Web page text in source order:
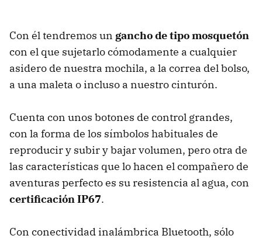
Con él tendremos un gancho de tipo mosquetón
con el que sujetarlo cómodamente a cualquier
asidero de nuestra mochila, a la correa del bolso,
a una maleta o incluso a nuestro cinturón.
Cuenta con unos botones de control grandes,
con la forma de los símbolos habituales de
reproducir y subir y bajar volumen, pero otra de
las características que lo hacen el compañero de
aventuras perfecto es su resistencia al agua, con
certificación IP67.
Con conectividad inalámbrica Bluetooth, sólo